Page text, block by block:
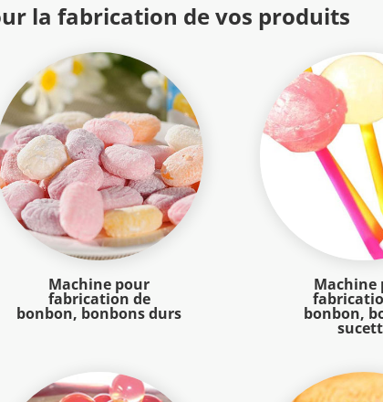
la fabrication de vos produits
Machine pour
fabrication de
bonbon, bonbons durs
Machine
bonbon,